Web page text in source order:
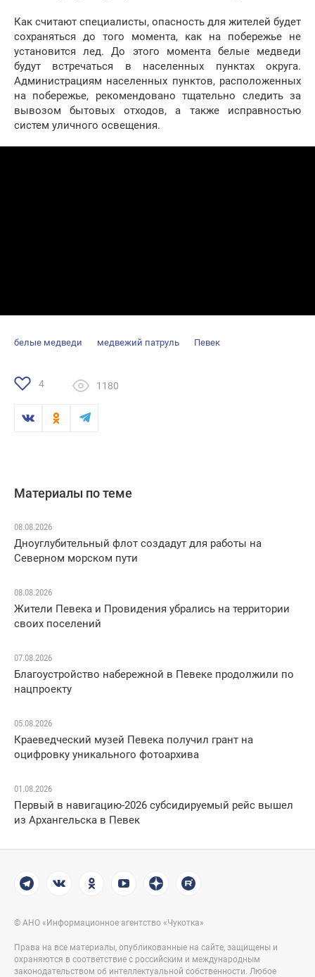
Как считают специалисты, опасность для жителей будет
сохраняться до того момента, как на побережье не
установится лед. До этого момента белые медведи
будут встречаться в населенных пунктах округа.
Администрациям населенных пунктов, расположенных
на побережье, рекомендовано тщательно следить за
вывозом бытовых отходов, а также исправностью
систем уличного освещения.
белые медведи медвежий патруль Певек
4 1180
Материалы по теме
08.08.2026
Дноуглубительный флот создадут для работы на
Северном морском пути
08.08.2026
Жители Певека и Провидения убрались на территории
своих поселений
07.08.2026
Благоустройство набережной в Певеке продолжили по
нацпроекту
05.08.2026
Краеведческий музей Певека получил грант на
оцифровку уникального фотоархива
01.08.2026
Первый в навигацию-2026 субсидируемый рейс вышел
из Архангельска в Певек
© АНО «Информационное агентство «Чукотка»
Права на все материалы, опубликованные на сайте, защищены и
охраняются в соответствие с российским и международным
законодательством об интеллектуальной собственности. Любое